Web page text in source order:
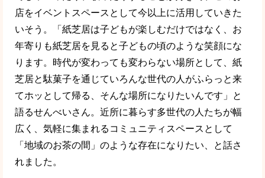
店をイベントスペースとして今以上に活用していきた
いそう。「紙芝居は子どもが楽しむだけではなく、お
年寄りも紙芝居を見ると子どもの頃のような笑顔にな
ります。時代が変わっても変わらない場所として、紙
芝居と駄菓子を通じていろんな世代の人がふらっと来
てホッとして帰る、そんな場所になりたいんです」と
語るせんべいさん。近所に暮らす多世代の人たちが幅
広く、気軽に集まれるコミュニティスペースとして
「地域のお茶の間」のような存在になりたい、と話さ
れました。